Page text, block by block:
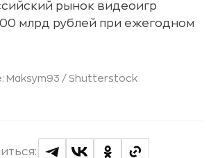
рынок видеоигр
млрд рублей при ежегодном
Maksym93 / Shutterstock